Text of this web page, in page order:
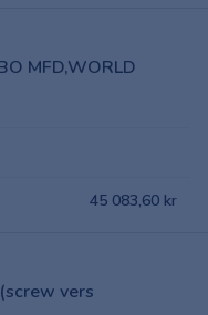
MFD,WORLD
45 083,60 kr
vers